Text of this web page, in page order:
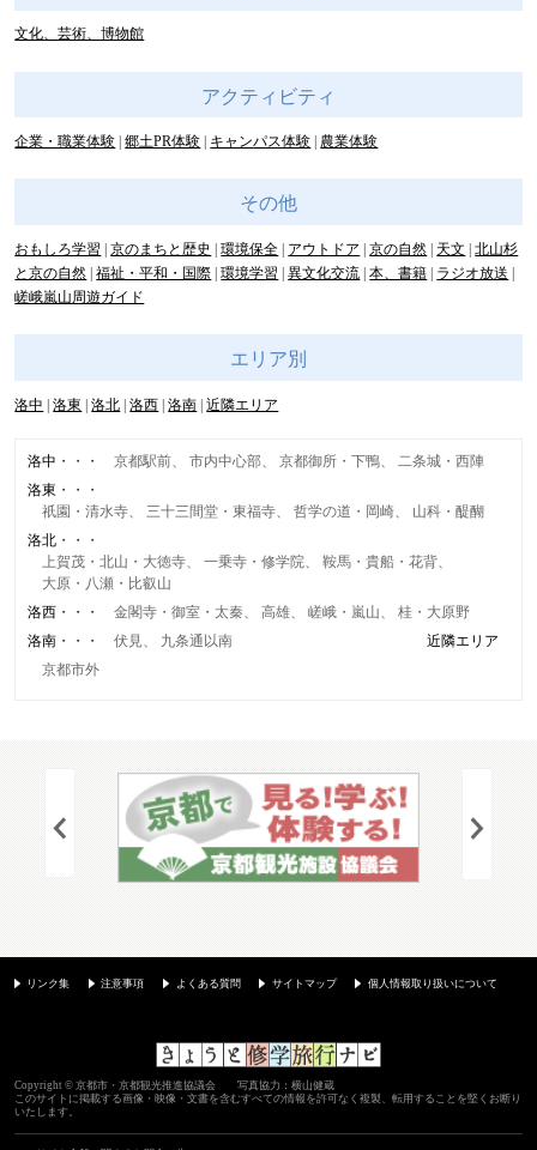
文化、芸術、博物館
アクティビティ
企業・職業体験 郷土PR体験 キャンパス体験 農業体験
その他
おもしろ学習 京のまちと歴史 環境保全 アウトドア 京の自然 天文
北山杉
と京の自然 福祉・平和・国際 環境学習 異文化交流 本、書籍
ラジオ放送
嵯峨嵐山周遊ガイド
エリア別
洛中 洛東 洛北 洛西 洛南 近隣エリア
洛中 京都駅前 市内中心部 京都御所・下鴨
二条城・西陣
洛東
祇園・清水寺
三十三間堂・東福寺 哲学の道・岡崎
山科・醍醐
洛北
上賀茂・北山・大徳寺
一乗寺・修学院
鞍馬・貴船・花背
大原・八瀬・比叡山
洛西
金閣寺・御室・太秦 高雄 嵯峨・嵐山
桂・大原野
洛南
伏見 九条通以南
近隣エリア
京都市外
リンク集 注意事項 よくある質問 サイトマップ 個人情報取り扱いについて
Copyright © 京都市・京都観光推進協議会 写真協力：横山健蔵
このサイトに掲載する画像・映像・文書を含むすべての情報を許可なく複製、転用することを堅くお断り
いたします。